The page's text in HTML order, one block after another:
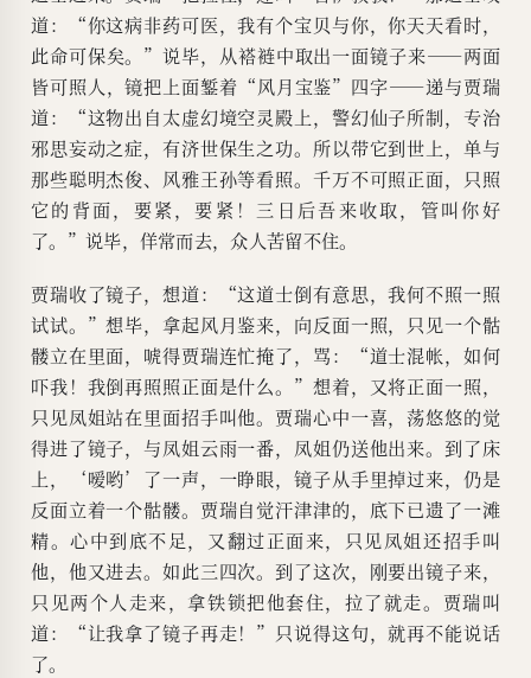
道：“你这病非药可医，我有个宝贝与你，你天天看时，
此命可保矣。”说毕，从褡裢中取出一面镜子来――两面
皆可照人，镜把上面錾着“风月宝鉴”四字――递与贾瑞
道：“这物出自太虚幻境空灵殿上，警幻仙子所制，专治
邪思妄动之症，有济世保生之功。所以带它到世上，单与
那些聪明杰俊、风雅王孙等看照。千万不可照正面，只照
它的背面，要紧，要紧！三日后吾来收取，管叫你好
了。”说毕，佯常而去，众人苦留不住。
贾瑞收了镜子，想道：“这道士倒有意思，我何不照一照
试试。”想毕，拿起风月鉴来，向反面一照，只见一个骷
髅立在里面，唬得贾瑞连忙掩了，骂：“道士混帐，如何
吓我！我倒再照照正面是什么。”想着，又将正面一照，
只见凤姐站在里面招手叫他。贾瑞心中一喜，荡悠悠的觉
得进了镜子，与凤姐云雨一番，凤姐仍送他出来。到了床
上，‘嗳哟’了一声，一睁眼，镜子从手里掉过来，仍是
反面立着一个骷髅。贾瑞自觉汗津津的，底下已遗了一滩
精。心中到底不足，又翻过正面来，只见凤姐还招手叫
他，他又进去。如此三四次。到了这次，刚要出镜子来，
只见两个人走来，拿铁锁把他套住，拉了就走。贾瑞叫
道：“让我拿了镜子再走！”只说得这句，就再不能说话
了。